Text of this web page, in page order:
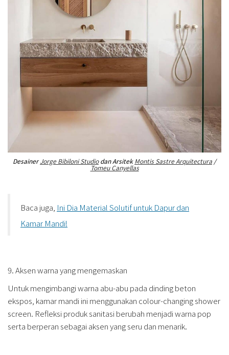
DesainerJorge Bibiloni Studiodan ArsitekMontis Sastre Arquitectura /
Tomeu Canyellas
Baca juga, Ini Dia Material Solutif untuk Dapur dan
Kamar Mandi!
9. Aksen warna yang mengemaskan
Untuk mengimbangi warna abu-abu pada dinding beton
ekspos, kamar mandi ini menggunakan colour-changing shower
screen. Refleksi produk sanitasi berubah menjadi warna pop
serta berperan sebagai aksen yang seru dan menarik.